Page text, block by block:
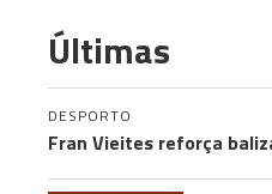
Últimas
DESPORTO
Fran Vieites reforça